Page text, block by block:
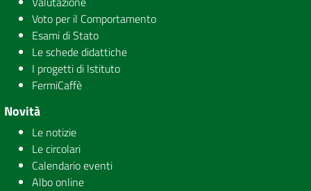
Voto per il Comportamento
Esami di Stato
Le schede didattiche
I progetti di Istituto
FermiCaffè
Novità
Le notizie
Le circolari
Calendario eventi
Albo online